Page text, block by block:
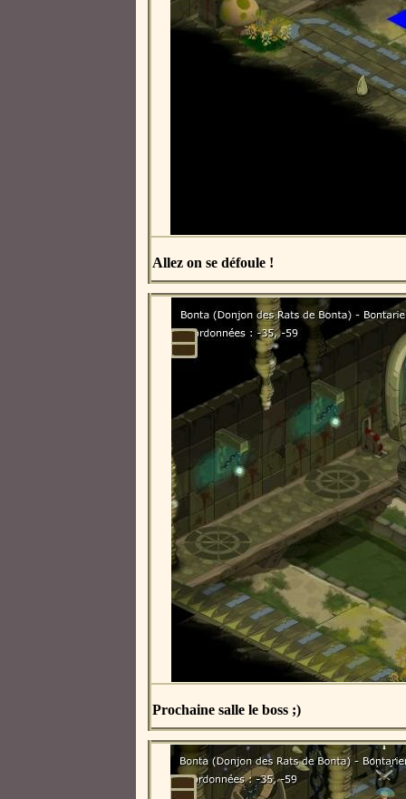
Allez on se défoule !
Prochaine salle le boss ;)